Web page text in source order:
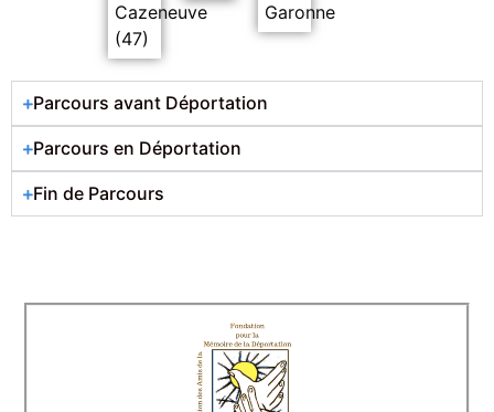
Cazeneuve
(47)
Garonne
Parcours avant Déportation
Parcours en Déportation
Fin de Parcours